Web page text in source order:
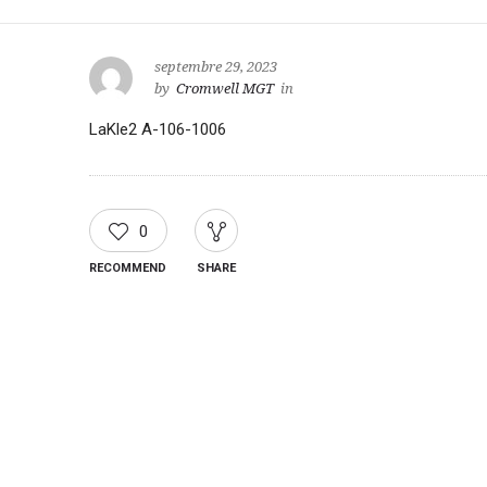
septembre 29, 2023
by Cromwell MGT in
LaKle2 A-106-1006
0
RECOMMEND SHARE